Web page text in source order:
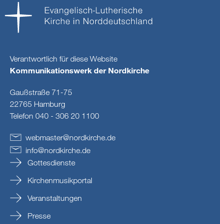
Verantwortlich für diese Website
Kommunikationswerk der Nordkirche
Gaußstraße 71-75
22765 Hamburg
Telefon 040 - 306 20 1100
webmaster@nordkirche.de
info@nordkirche de
Gottesdienste
Kirchenmusikportal
Veranstaltungen
Presse